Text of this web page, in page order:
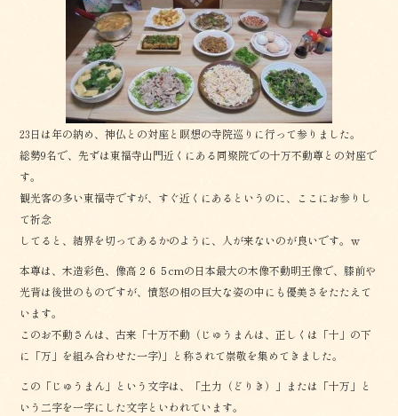
23日は年の納め、神仏との対座と瞑想の寺院巡りに行って参りました。
総勢9名で、先ずは東福寺山門近くにある同聚院での十万不動尊との対座で
す。
観光客の多い東福寺ですが、すぐ近くにあるというのに、ここにお参りし
て祈念
してると、結界を切ってあるかのように、人が来ないのが良いです。ｗ
本尊は、木造彩色、像高２６５cmの日本最大の木像不動明王像で、膝前や
光背は後世のものですが、憤怒の相の巨大な姿の中にも優美さをたたえて
います。
このお不動さんは、古来「十万不動（じゅうまんは、正しくは「十」の下
に「万」を組み合わせた一字)」と称されて崇敬を集めてきました。
この「じゅうまん」という文字は、「土力（どりき）」または「十万」と
いう二字を一字にした文字といわれています。